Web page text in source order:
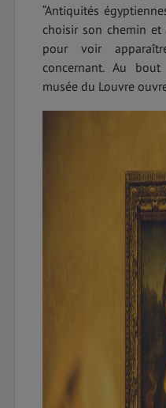
“Antiquités
choisir son chemin
pour voir
concernant. Au
musée du Louvre